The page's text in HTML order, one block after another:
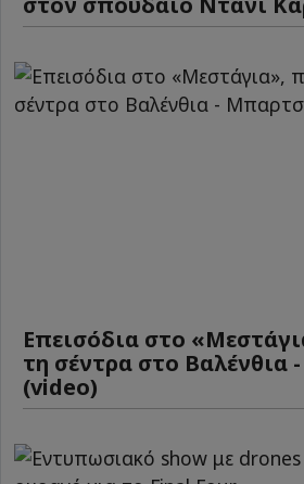
Επεισόδια στο
τη σέντρα στο
(video)